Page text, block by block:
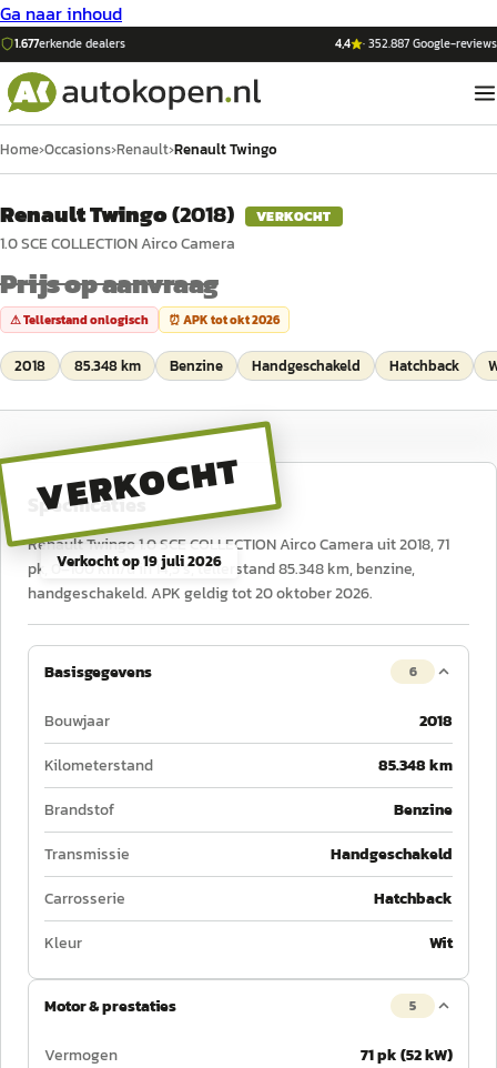
Ga naar inhoud
1.677erkende dealers 4,4 ·352.887Google-reviews
Home›Occasions›Renault›Renault Twingo
Renault Twingo(2018) VERKOCHT
1.0 SCE COLLECTION Airco Camera
Prijs op aanvraag
⚠ Tellerstand onlogisch ⏰ APK totokt 2026
2018 85.348 km Benzine Handgeschakeld Hatchback
VERKOCHT
Verkocht op19 juli 2026
Specificaties
Renault Twingo 1.0 SCE COLLECTION Airco Camera uit 2018, 71
pk, 0–100 km/u in 14,5 s, tellerstand 85.348 km, benzine,
handgeschakeld. APK geldig tot 20 oktober 2026.
Basisgegevens 6
Bouwjaar
2018
Kilometerstand
85.348 km
Brandstof
Benzine
Transmissie
Handgeschakeld
Carrosserie
Hatchback
Kleur
Wit
Motor & prestaties 5
Vermogen
71 pk (52 kW)